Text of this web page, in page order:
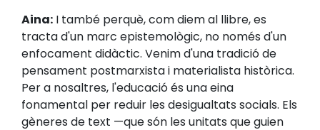
Aina: I també perquè, com diem al llibre, es
tracta d'un marc epistemològic, no només d'un
enfocament didàctic. Venim d'una tradició de
pensament postmarxista i materialista històrica.
Per a nosaltres, l'educació és una eina
fonamental per reduir les desigualtats socials. Els
gèneres de text —que són les unitats que guien